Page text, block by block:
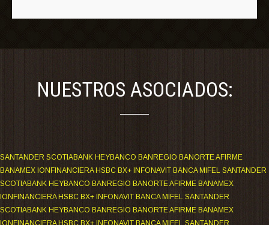
NUESTROS ASOCIADOS:
SANTANDER SCOTIABANK HEYBANCO BANREGIO BANORTE AFIRME
BANAMEX IONFINANCIERA HSBC BX+ INFONAVIT BANCA MIFEL SANTANDER
SCOTIABANK HEYBANCO BANREGIO BANORTE AFIRME BANAMEX
IONFINANCIERA HSBC BX+ INFONAVIT BANCA MIFEL SANTANDER
SCOTIABANK HEYBANCO BANREGIO BANORTE AFIRME BANAMEX
IONFINANCIERA HSBC BX+ INFONAVIT BANCA MIFEL SANTANDER